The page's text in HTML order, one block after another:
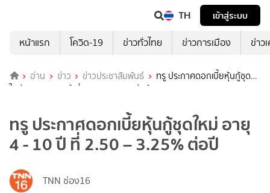
TH
เข้าสู่ระบบ
หน้าแรก
โควิด-19 ข่าวทั่วไทย ข่าวการเมือง ข่าว
อ่าน ข่าว ข่าวประชาสัมพันธ์
ทรู ประกาศดอกเบี้ยหุ้นกู้ชุด
ใหม่ อายุ 4 - 10 ปี ที่ 2.50 – 3.25% ต่อปี
ทรู ประกาศดอกเบี้ยหุ้นกู้ชุดใหม่ อายุ
4 - 10 ปี ที่ 2.50 – 3.25% ต่อปี
TNN ช่อง16